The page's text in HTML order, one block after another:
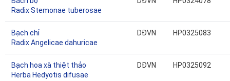
Radix Stemonae tuberosae
Bạch chỉ
Radix Angelicae dahuricae
DĐVN HP0325083
Bạch hoa xà thiệt thảo
Herba Hedyotis difusae
DĐVN HP0325092